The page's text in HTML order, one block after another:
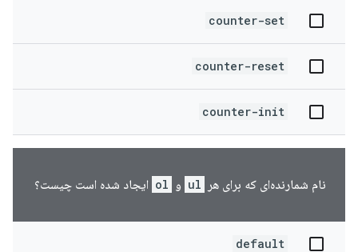
counter-set
counter-reset
counter-init
نام شمارنده‌ای که برای هر ul و ol ایجاد شده است چیست؟
default